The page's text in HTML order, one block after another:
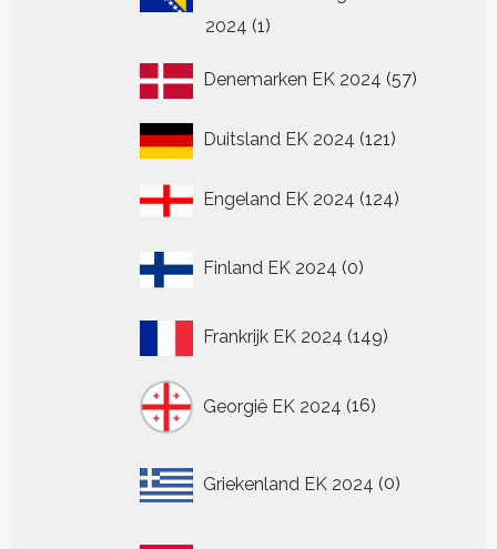
2024 11
Denemarken EK 2024 5757
Duitsland EK 2024 121121
Engeland EK 2024 124124
Finland EK 2024 0
producten
Frankrijk EK 2024 149149
Georgië EK 2024 16
producten
Griekenland EK 2024 0
producten